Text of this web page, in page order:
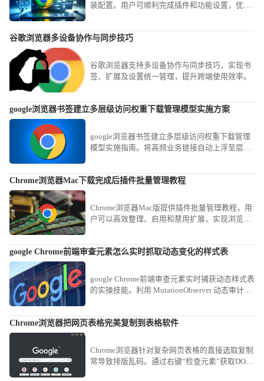
装配置。用户可顺利完成插件和功能设置，优化
谷歌浏览器多设备协作与同步技巧
谷歌浏览器支持多设备协作与同步技巧，实现书
签、扩展及设置统一管理，提升跨端使用效率。
google浏览器书签建立多层级访问权重下载管理模型实施方案
google浏览器书签建立多层级访问权重下载管理
模型实施指南。将高频业务链接自动上浮至层级
Chrome浏览器Mac下载完成后插件批量管理教程
Chrome浏览器Mac版提供插件批量管理教程，用
户可以高效整理、启用和禁用扩展，实现浏览器
google Chrome前端审查元素怎么实时抓取动态变化的样式表
google Chrome前端审查元素实时捕获动态样式表
的实操技能。利用 MutationObserver 动态审计视
Chrome浏览器把网页表格完美复制到表格软件
Chrome浏览器针对复杂网页表格的直接选取复制
常导致排版乱码。通过右键“检查元素”获取DOM